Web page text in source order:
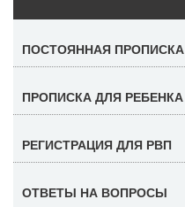
ПОСТОЯННАЯ ПРОПИСКА
ПРОПИСКА ДЛЯ РЕБЕНКА
РЕГИСТРАЦИЯ ДЛЯ РВП
ОТВЕТЫ НА ВОПРОСЫ